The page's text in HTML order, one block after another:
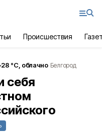
Происшествия
28 °С, облачно Белгород
себя